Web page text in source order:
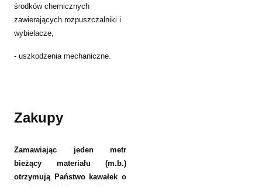
środków chemicznych
zawierających rozpuszczalniki i
wybielacze,
- uszkodzenia mechaniczne.
Zakupy
Zamawiając jeden metr
bieżący materiału (m.b.)
otrzymują Państwo kawałek o